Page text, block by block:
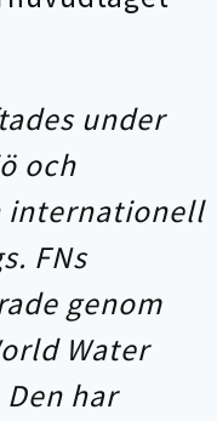
under
och
internationell
FNs
genom
Water
Den har